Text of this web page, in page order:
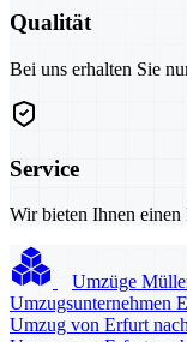
Qualität
Bei uns erhalten Sie
Service
Wir bieten Ihnen
Umzüge
Umzugsunternehmen
Umzug von Erfurt